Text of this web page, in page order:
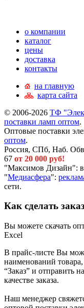
о компании
каталог
цены
доставка
контакты
на главную
карта сайта
© 2006-2026 ТФ
поставки ламп оптом.
Оптовые поставки
оптом.
Россия, СПб, Наб.
67 от 20 000 руб!
"Максимов Дизайн":
"Медиасфера":
сети.
Как сделать
Вы можете скачать
Excel
В прайс-листе Вы
наименований
“Заказ” и отправить
качестве заказа.
Наш менеджер